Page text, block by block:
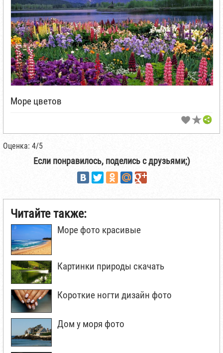
Море цветов
Оценка: 4/5
Если понравилось, поделись с друзьями;)
Читайте также:
Море фото красивые
Картинки природы скачать
Короткие ногти дизайн фото
Дом у моря фото